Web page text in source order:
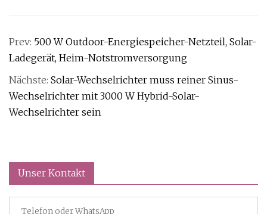
Prev: 500 W Outdoor-Energiespeicher-Netzteil, Solar-
Ladegerät, Heim-Notstromversorgung
Nächste: Solar-Wechselrichter muss reiner Sinus-
Wechselrichter mit 3000 W Hybrid-Solar-
Wechselrichter sein
Unser Kontakt